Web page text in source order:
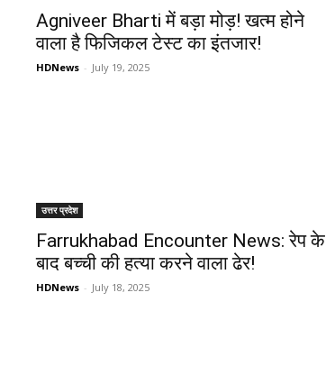
Agniveer Bharti में बड़ा मोड़! खत्म होने
वाला है फिजिकल टेस्ट का इंतजार!
HDNews - July 19, 2025
उत्तर प्रदेश
Farrukhabad Encounter News: रेप के
बाद बच्ची की हत्या करने वाला ढेर!
HDNews - July 18, 2025